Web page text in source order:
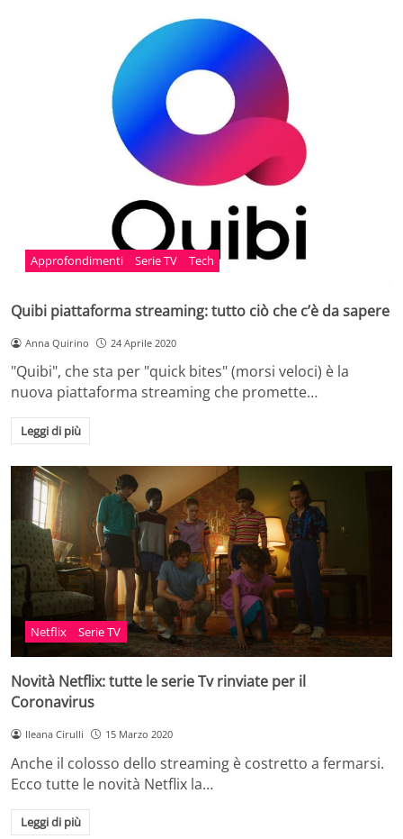
Approfondimenti Serie TV Tech
Quibi piattaforma streaming: tutto ciò che c’è da sapere
Anna Quirino 24 Aprile 2020
"Quibi", che sta per "quick bites" (morsi veloci) è la
nuova piattaforma streaming che promette…
Leggi di più
Netflix Serie TV
Novità Netflix: tutte le serie Tv rinviate per il
Coronavirus
Ileana Cirulli 15 Marzo 2020
Anche il colosso dello streaming è costretto a fermarsi.
Ecco tutte le novità Netflix la…
Leggi di più